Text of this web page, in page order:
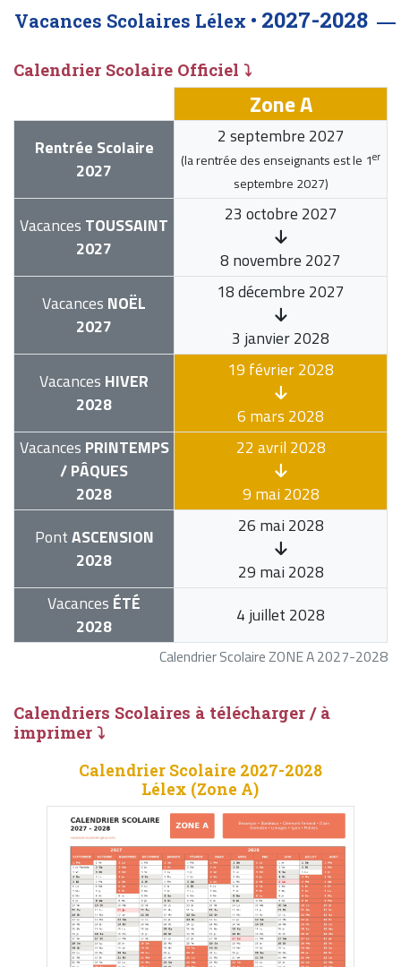
Vacances Scolaires Lélex • 2027-2028
Calendrier Scolaire Officiel ⤵
Calendrier Scolaire ZONE A 2027-2028
Zone A
Rentrée Scolaire
2027
2 septembre 2027
(la rentrée des enseignants est le 1er
septembre 2027)
Vacances TOUSSAINT
2027
23 octobre 2027
8 novembre 2027
Vacances NOËL
2027
18 décembre 2027
3 janvier 2028
Vacances HIVER
2028
19 février 2028
6 mars 2028
Vacances PRINTEMPS
/ PÂQUES
2028
22 avril 2028
9 mai 2028
PontASCENSION
2028
26 mai 2028
29 mai 2028
Vacances ÉTÉ
2028
4 juillet 2028
Calendriers Scolaires à télécharger / à
imprimer ⤵
Calendrier Scolaire 2027-2028
Lélex (Zone A)